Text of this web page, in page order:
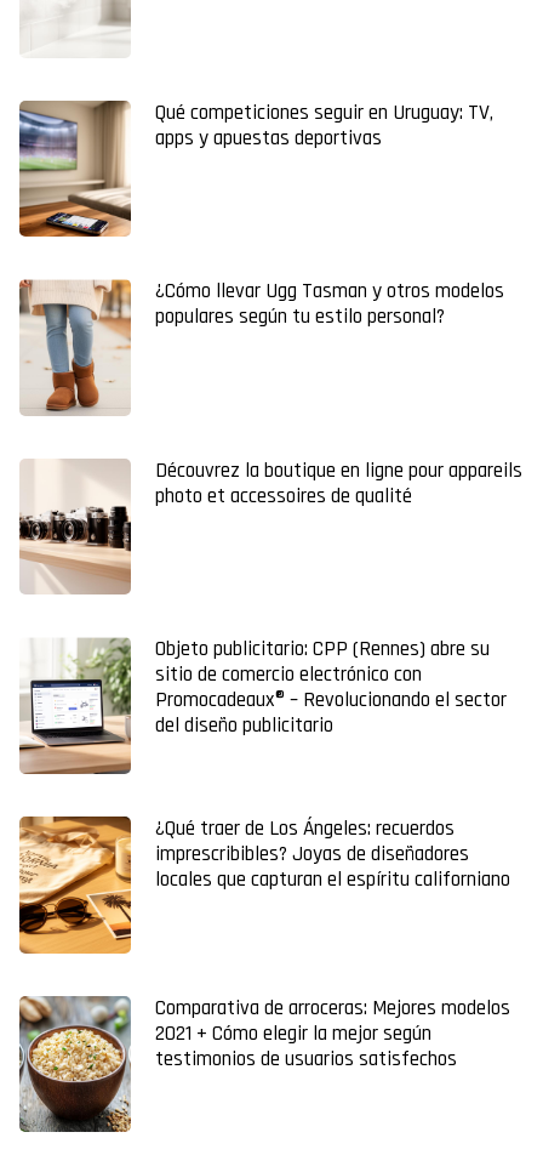
Qué competiciones seguir en Uruguay: TV,
apps y apuestas deportivas
¿Cómo llevar Ugg Tasman y otros modelos
populares según tu estilo personal?
Découvrez la boutique en ligne pour appareils
photo et accessoires de qualité
Objeto publicitario: CPP (Rennes) abre su
sitio de comercio electrónico con
Promocadeaux® – Revolucionando el sector
del diseño publicitario
¿Qué traer de Los Ángeles: recuerdos
imprescribibles? Joyas de diseñadores
locales que capturan el espíritu californiano
Comparativa de arroceras: Mejores modelos
2021 + Cómo elegir la mejor según
testimonios de usuarios satisfechos